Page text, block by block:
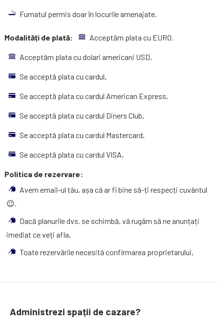
Fumatul permis doar în locurile amenajate.
Modalități de plată: Acceptăm plata cu EURO.
Acceptăm plata cu dolari americani USD,
Se acceptă plata cu cardul,
Se acceptă plata cu cardul American Express,
Se acceptă plata cu cardul Diners Club,
Se acceptă plata cu cardul Mastercard,
Se acceptă plata cu cardul VISA,
Politica de rezervare:
Avem email-ul tău, așa că ar fi bine să-ți respecți cuvântul
😉.
Dacă planurile dvs. se schimbă, vă rugăm să ne anunțați
imediat ce veți afla,
Toate rezervările necesită confirmarea proprietarului,
Administrezi spații de cazare?